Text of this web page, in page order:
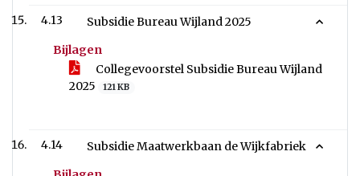
4.13
Subsidie Bureau Wijland 2025
Bijlagen
Collegevoorstel Subsidie Bureau Wijland
2025
121 KB
4.14
Subsidie Maatwerkbaan de Wijkfabriek